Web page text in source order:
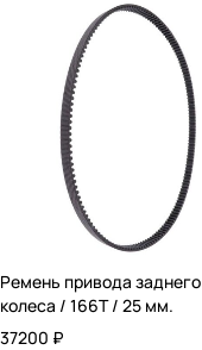
Ремень привода заднего
колеса / 166T / 25 мм.
37200 ₽